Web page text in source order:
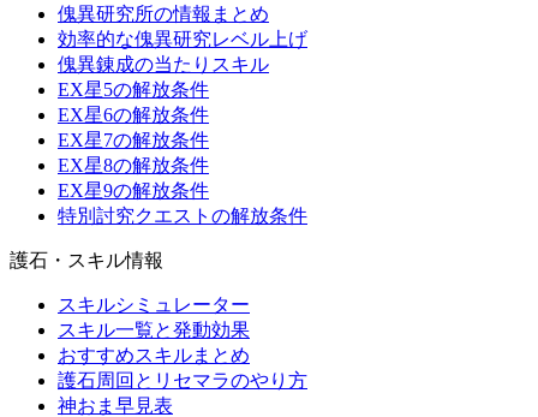
傀異研究所の情報まとめ
効率的な傀異研究レベル上げ
傀異錬成の当たりスキル
EX星5の解放条件
EX星6の解放条件
EX星7の解放条件
EX星8の解放条件
EX星9の解放条件
特別討究クエストの解放条件
護石・スキル情報
スキルシミュレーター
スキル一覧と発動効果
おすすめスキルまとめ
護石周回とリセマラのやり方
神おま早見表